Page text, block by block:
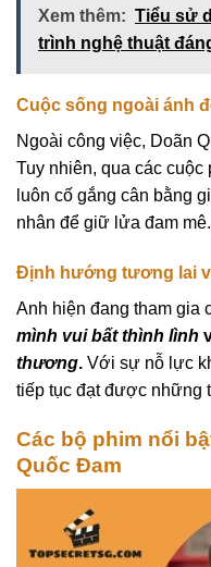
Xem thêm: Tiểu sử
trình nghệ thuật
Cuộc sống ngoài ánh
Ngoài công việc, Doãn
Tuy nhiên, qua các cuộc
luôn cố gắng cân bằng
nhân để giữ lửa đam mê.
Định hướng tương lai
Anh hiện đang tham gia
mình vui bất thình lình
thương. Với sự nỗ lực
tiếp tục đạt được những
Các bộ phim nổi
Quốc Đam